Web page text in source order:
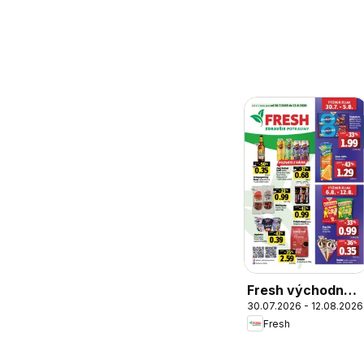
Fresh východné
Slovensko
30.07.2026 - 12.08.2026
Fresh